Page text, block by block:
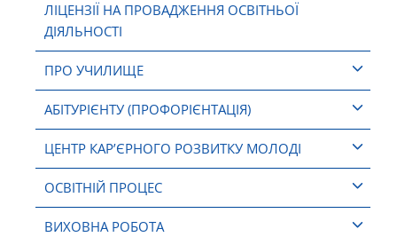
ЛІЦЕНЗІЇ НА ПРОВАДЖЕННЯ ОСВІТНЬОЇ
ДІЯЛЬНОСТІ
ПРО УЧИЛИЩЕ
АБІТУРІЄНТУ (ПРОФОРІЄНТАЦІЯ)
ЦЕНТР КАР’ЄРНОГО РОЗВИТКУ МОЛОДІ
ОСВІТНІЙ ПРОЦЕС
ВИХОВНА РОБОТА